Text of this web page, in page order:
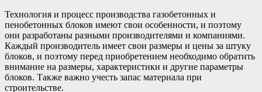
Технология и процесс производства газобетонных и
пенобетонных блоков имеют свои особенности, и поэтому
они разработаны разными производителями и компаниями.
Каждый производитель имеет свои размеры и цены за штуку
блоков, и поэтому перед приобретением необходимо обратить
внимание на размеры, характеристики и другие параметры
блоков. Также важно учесть запас материала при
строительстве.